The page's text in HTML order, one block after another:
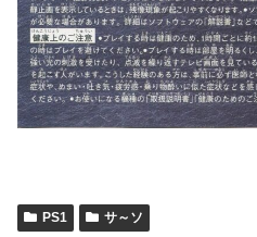
PS1 サ～ソ